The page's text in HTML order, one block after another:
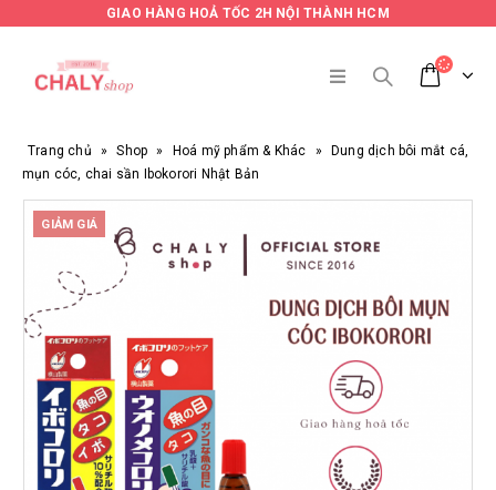
GIAO HÀNG HOẢ TỐC 2H NỘI THÀNH HCM
Trang chủ » Shop » Hoá mỹ phẩm & Khác »
Dung dịch bôi mắt cá,
mụn cóc, chai sần Ibokorori Nhật Bản
GIẢM GIÁ